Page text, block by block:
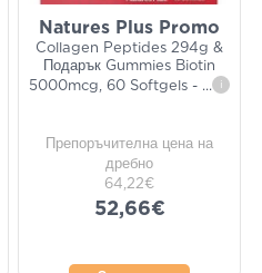
Natures Plus Promo
Collagen Peptides 294g &
Подарък Gummies Biotin
5000mcg, 60 Softgels - ... i
Препоръчителна цена на
дребно
64,22€
52,66€